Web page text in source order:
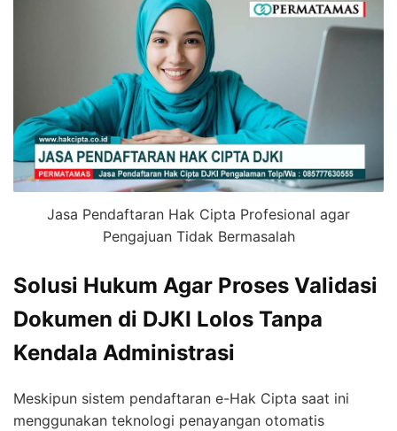
Jasa Pendaftaran Hak Cipta Profesional agar
Pengajuan Tidak Bermasalah
Solusi Hukum Agar Proses Validasi
Dokumen di DJKI Lolos Tanpa
Kendala Administrasi
Meskipun sistem pendaftaran e-Hak Cipta saat ini
menggunakan teknologi penayangan otomatis